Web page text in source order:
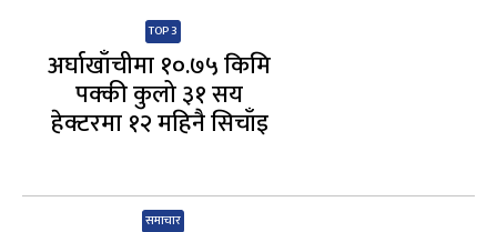
TOP 3
अर्घाखाँचीमा १०.७५ किमि
पक्की कुलो ३१ सय
हेक्टरमा १२ महिनै सिचाँइ
समाचार